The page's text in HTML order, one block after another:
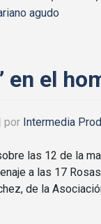
agudo
en el
por Intermedia
las 12 de la
a las 17
de la